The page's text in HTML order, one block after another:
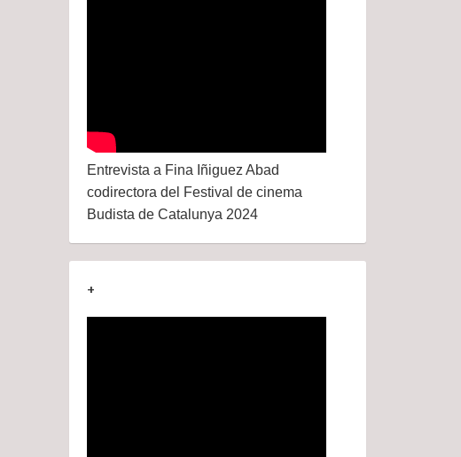
Entrevista a Fina Iñiguez Abad
codirectora del Festival de cinema
Budista de Catalunya 2024
+